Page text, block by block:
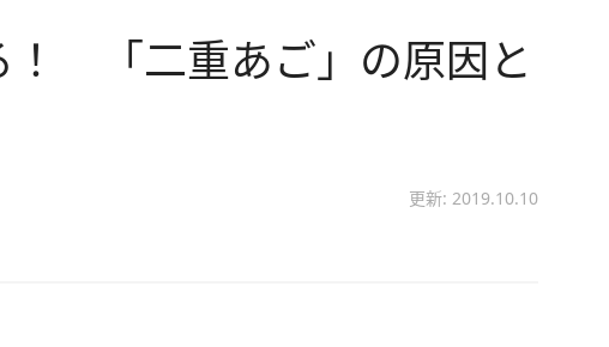
！ 「二重あご」の原因と
更新: 2019.10.10